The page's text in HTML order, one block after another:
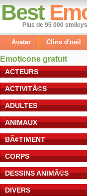
Best
Plus de 95 000
Avatar Clins d'oeil
Emoticone gratuit
ACTEURS
ACTIVITÃ©S
ADULTES
ANIMAUX
BÃ¢TIMENT
CORPS
DESSINS ANIMÃ©S
DIVERS